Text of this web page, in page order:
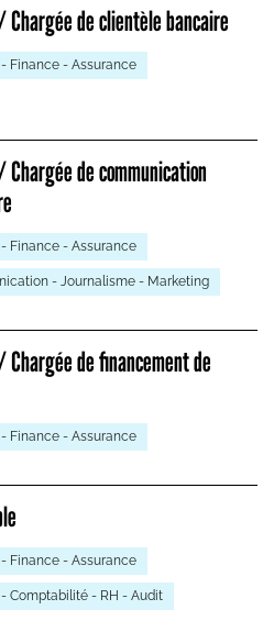
Chargée de clientèle bancaire
- Finance - Assurance
de communication
- Finance - Assurance
- Journalisme - Marketing
de financement de
- Finance - Assurance
- Finance - Assurance
Comptabilité - RH - Audit